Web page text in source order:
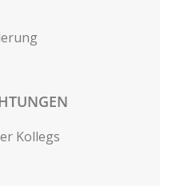
Kollegs